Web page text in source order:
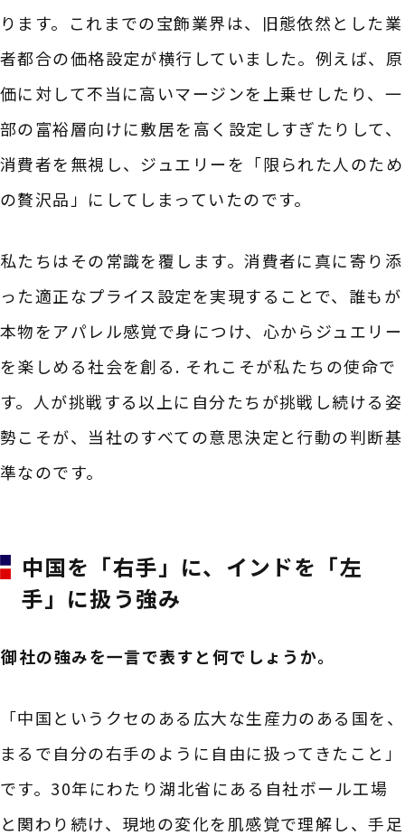
ります。これまでの宝飾業界は、旧態依然とした業
者都合の価格設定が横行していました。例えば、原
価に対して不当に高いマージンを上乗せしたり、一
部の富裕層向けに敷居を高く設定しすぎたりして、
消費者を無視し、ジュエリーを「限られた人のため
の贅沢品」にしてしまっていたのです。
私たちはその常識を覆します。消費者に真に寄り添
った適正なプライス設定を実現することで、誰もが
本物をアパレル感覚で身につけ、心からジュエリー
を楽しめる社会を創る. それこそが私たちの使命で
す。人が挑戦する以上に自分たちが挑戦し続ける姿
勢こそが、当社のすべての意思決定と行動の判断基
準なのです。
中国を「右手」に、インドを「左
手」に扱う強み
――御社の強みを一言で表すと何でしょうか。
「中国というクセのある広大な生産力のある国を、
まるで自分の右手のように自由に扱ってきたこと」
です。30年にわたり湖北省にある自社ボール工場
と関わり続け、現地の変化を肌感覚で理解し、手足